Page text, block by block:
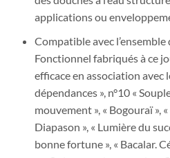
applications ou
Compatible avec
Fonctionnel fabriqués à ce
efficace en association avec
dépendances », n°10 «
mouvement », « Bogouraï », «
Diapason », « Lumière du
bonne fortune », « Bacalar.